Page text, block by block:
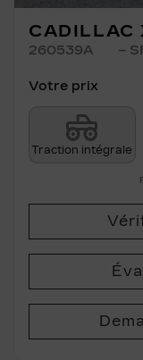
260539A –
Votre prix
Traction intégrale